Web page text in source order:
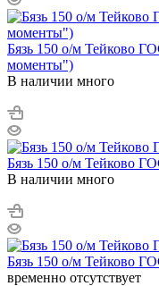
Бязь 150 о/м Тейково
моменты")
В наличии много
Бязь 150 о/м Тейково
В наличии много
Бязь 150 о/м Тейково
временно отсутствует